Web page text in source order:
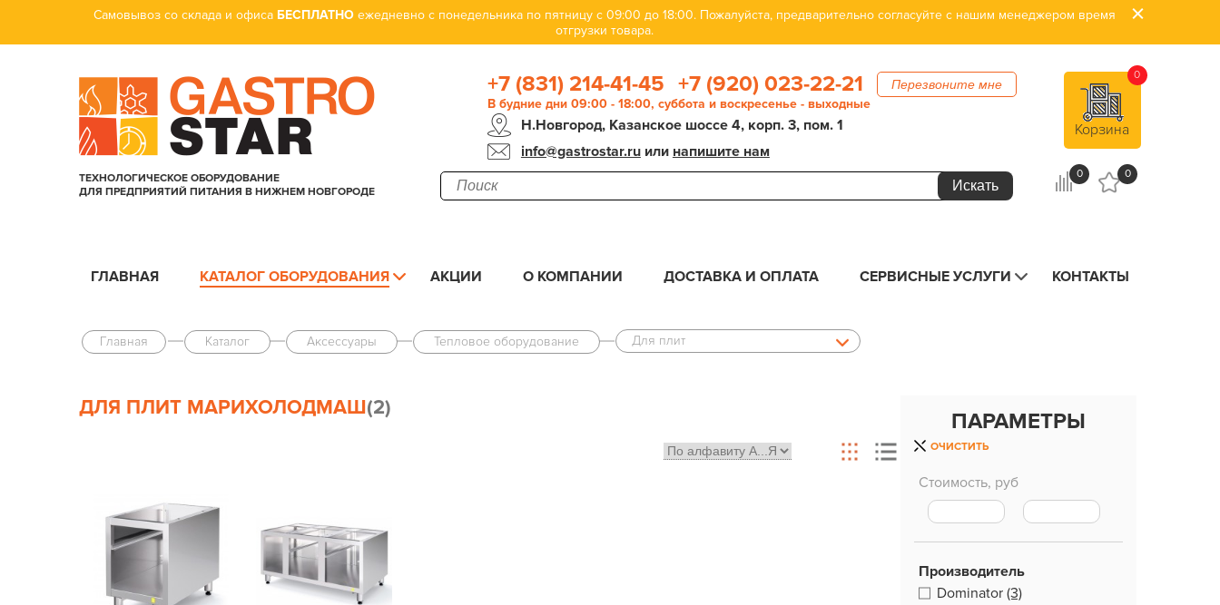
Самовывоз со склада и офиса БЕСПЛАТНО ежедневно с понедельника по пятницу с 09:00 до 18:00. Пожалуйста, предварительно согласуйте с нашим менеджером время
отгрузки товара.
ТЕХНОЛОГИЧЕСКОЕ ОБОРУДОВАНИЕ
ДЛЯ ПРЕДПРИЯТИЙ ПИТАНИЯ В НИЖНЕМ НОВГОРОДЕ
+7 (831) 214-41-45 +7 (920) 023-22-21 Перезвоните мне
В будние дни 09:00 - 18:00, суббота и воскресенье - выходные
Н.Новгород, Казанское шоссе 4, корп. 3, пом. 1
info@gastrostar.ruили напишите нам
Корзина
0
0 0
ГЛАВНАЯ КАТАЛОГ ОБОРУДОВАНИЯ АКЦИИ О КОМПАНИИ ДОСТАВКА И ОПЛАТА СЕРВИСНЫЕ УСЛУГИ КОНТАКТЫ
Главная Каталог Аксессуары Тепловое оборудование Для плит
ПАРАМЕТРЫ
ОЧИСТИТЬ
Стоимость, руб
Производитель
Dominator (3)
ДЛЯ ПЛИТ МАРИХОЛОДМАШ(2)